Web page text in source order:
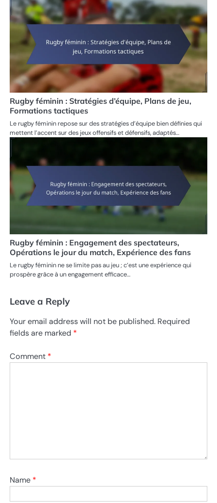
Rugby féminin : Stratégies d’équipe, Plans de jeu,
Formations tactiques
Le rugby féminin repose sur des stratégies d’équipe bien définies qui
mettent l’accent sur des jeux offensifs et défensifs, adaptés…
Rugby féminin : Engagement des spectateurs,
Opérations le jour du match, Expérience des fans
Le rugby féminin ne se limite pas au jeu ; c’est une expérience qui
prospère grâce à un engagement efficace…
Leave a Reply
Your email address will not be published. Required
fields are marked *
Comment *
Name *